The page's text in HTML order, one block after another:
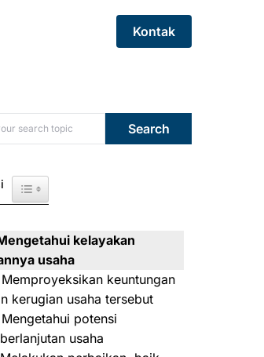
Kontak
Search
Toggle Table of Content
kelayakan
usaha
keuntungan
kerugian usaha tersebut
potensi
usaha